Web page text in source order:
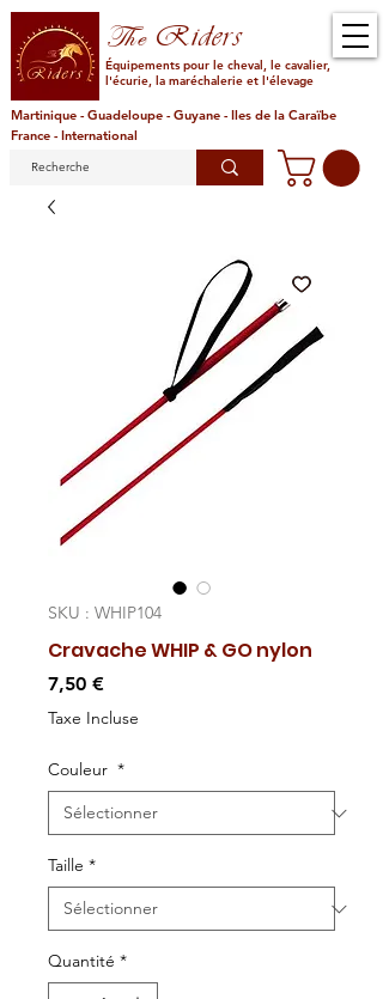
TheRiders
Équipements pour le cheval, le cavalier,
l'écurie, la maréchalerie et l'élevage
Martinique - Guadeloupe - Guyane - Iles de la Caraïbe
France - International
SKU : WHIP104
Cravache WHIP & GO nylon
7,50 €Prix
Taxe Incluse
Couleur *
Taille *
Quantité *